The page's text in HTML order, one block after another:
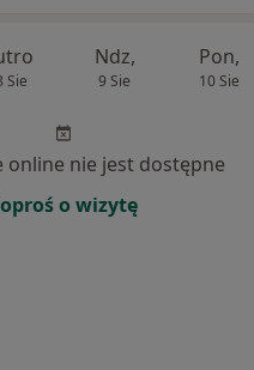
Sie
Ndz,
9 Sie
Pon,
10 Sie
online nie jest dostępne
o wizytę